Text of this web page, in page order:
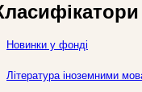
Новинки у фонді
Література іноземними